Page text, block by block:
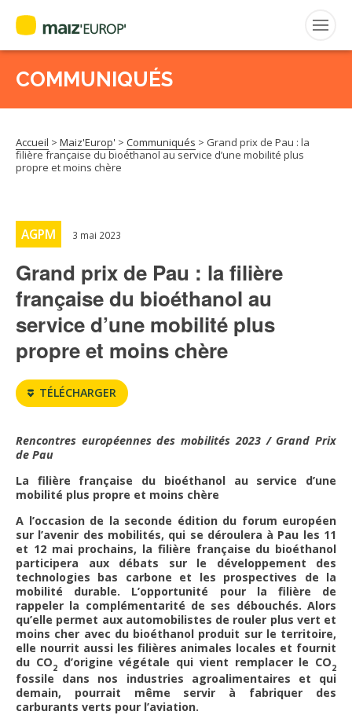
Rechercher
:
MAIZ’EUROP’
CERTIFICATION CE2+
AGPM MAÏS DOUX
AGPM MAÏS SEMENCE
FNPSMS
CEPM
IRRIGANTS DE FRANCE
GERM-SERVICES
EMPLOI
COMMUNIQUÉS
Accueil > Maiz'Europ' > Communiqués > Grand prix de Pau : la
filière française du bioéthanol au service d’une mobilité plus
propre et moins chère
AGPM 3 mai 2023
Grand prix de Pau : la filière
française du bioéthanol au
service d’une mobilité plus
propre et moins chère
TÉLÉCHARGER
Rencontres européennes des mobilités 2023 / Grand Prix
de Pau
La filière française du bioéthanol au service d’une
mobilité plus propre et moins chère
A l’occasion de la seconde édition du forum européen
sur l’avenir des mobilités, qui se déroulera à Pau les 11
et 12 mai prochains, la filière française du bioéthanol
participera aux débats sur le développement des
technologies bas carbone et les prospectives de la
mobilité durable. L’opportunité pour la filière de
rappeler la complémentarité de ses débouchés. Alors
qu’elle permet aux automobilistes de rouler plus vert et
moins cher avec du bioéthanol produit sur le territoire,
elle nourrit aussi les filières animales locales et fournit
du CO2d’origine végétale qui vient remplacer le CO2
fossile dans nos industries agroalimentaires et qui
demain, pourrait même servir à fabriquer des
carburants verts pour l’aviation.